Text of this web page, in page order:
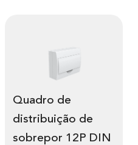
Quadro de
distribuição de
sobrepor 12P DIN